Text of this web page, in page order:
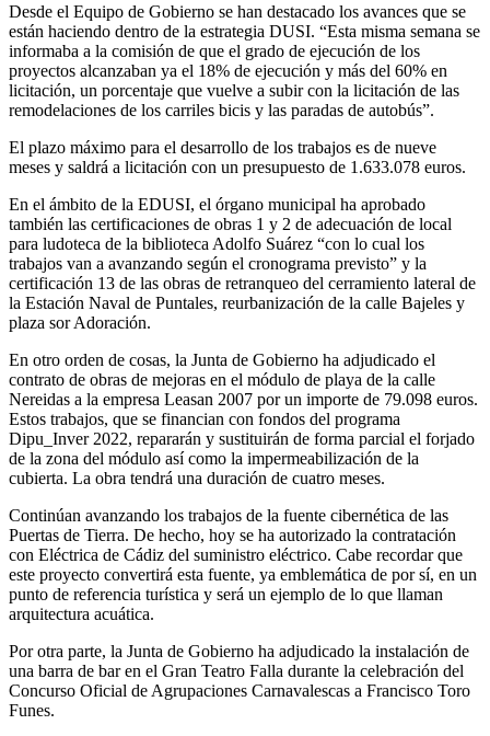
Desde el Equipo de Gobierno se han destacado los avances que se
están haciendo dentro de la estrategia DUSI. “Esta misma semana se
informaba a la comisión de que el grado de ejecución de los
proyectos alcanzaban ya el 18% de ejecución y más del 60% en
licitación, un porcentaje que vuelve a subir con la licitación de las
remodelaciones de los carriles bicis y las paradas de autobús”.
El plazo máximo para el desarrollo de los trabajos es de nueve
meses y saldrá a licitación con un presupuesto de 1.633.078 euros.
En el ámbito de la EDUSI, el órgano municipal ha aprobado
también las certificaciones de obras 1 y 2 de adecuación de local
para ludoteca de la biblioteca Adolfo Suárez “con lo cual los
trabajos van a avanzando según el cronograma previsto” y la
certificación 13 de las obras de retranqueo del cerramiento lateral de
la Estación Naval de Puntales, reurbanización de la calle Bajeles y
plaza sor Adoración.
En otro orden de cosas, la Junta de Gobierno ha adjudicado el
contrato de obras de mejoras en el módulo de playa de la calle
Nereidas a la empresa Leasan 2007 por un importe de 79.098 euros.
Estos trabajos, que se financian con fondos del programa
Dipu_Inver 2022, repararán y sustituirán de forma parcial el forjado
de la zona del módulo así como la impermeabilización de la
cubierta. La obra tendrá una duración de cuatro meses.
Continúan avanzando los trabajos de la fuente cibernética de las
Puertas de Tierra. De hecho, hoy se ha autorizado la contratación
con Eléctrica de Cádiz del suministro eléctrico. Cabe recordar que
este proyecto convertirá esta fuente, ya emblemática de por sí, en un
punto de referencia turística y será un ejemplo de lo que llaman
arquitectura acuática.
Por otra parte, la Junta de Gobierno ha adjudicado la instalación de
una barra de bar en el Gran Teatro Falla durante la celebración del
Concurso Oficial de Agrupaciones Carnavalescas a Francisco Toro
Funes.